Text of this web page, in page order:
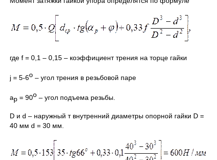
где f = 0,1 – 0,15 – коэффициент трения на торце гайки
j = 5-6о – угол трения в резьбовой паре
aр = 90о – угол подъема резьбы.
D и d – наружный т внутренний диаметры опорной гайки D =
40 мм d = 30 мм.